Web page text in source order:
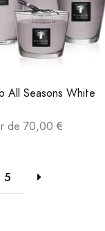
All Seasons White
de 70,00 €
5